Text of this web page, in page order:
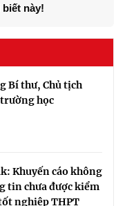
này!
Bí thư, Chủ tịch
trường học
Khuyến cáo không
tin chưa được kiểm
nghiệp THPT